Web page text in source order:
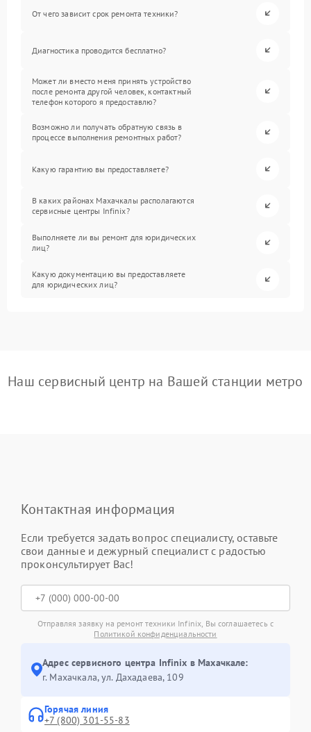
От чего зависит срок ремонта техники?
Диагностика проводится бесплатно?
Может ли вместо меня принять устройство
после ремонта другой человек, контактный
телефон которого я предоставлю?
Возможно ли получать обратную связь в
процессе выполнения ремонтных работ?
Какую гарантию вы предоставляете?
В каких районах Махачкалы располагаются
сервисные центры Infinix?
Выполняете ли вы ремонт для юридических
лиц?
Какую документацию вы предоставляете
для юридических лиц?
Наш сервисный центр на Вашей станции метро
Контактная информация
Если требуется задать вопрос специалисту, оставьте
свои данные и дежурный специалист с радостью
проконсультирует Вас!
Отправляя заявку на ремонт техники Infinix, Вы соглашаетесь с
Политикой конфиденциальности
Адрес сервисного центра Infinix в Махачкале:
г. Махачкала, ул. Дахадаева, 109
Горячая линия
+7 (800) 301-55-83